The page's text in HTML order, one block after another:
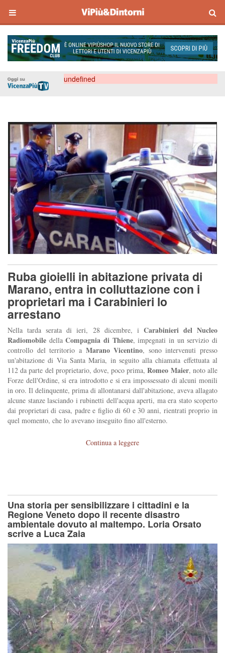
undefined
Ruba gioielli in abitazione privata di
Marano, entra in colluttazione con i
proprietari ma i Carabinieri lo
arrestano
Nella tarda serata di ieri, 28 dicembre, i Carabinieri del Nucleo
Radiomobile dellaCompagnia di Thiene, impegnati in un servizio di
controllo del territorio a Marano Vicentino, sono intervenuti presso
un'abitazione di Via Santa Maria, in seguito alla chiamata effettuata al
112 da parte del proprietario, dove, poco prima,Romeo Maier, noto alle
Forze dell'Ordine, si era introdotto e si era impossessato di alcuni monili
in oro. Il delinquente, prima di allontanarsi dall'abitazione, aveva allagato
alcune stanze lasciando i rubinetti dell'acqua aperti, ma era stato scoperto
dai proprietari di casa, padre e figlio di 60 e 30 anni, rientrati proprio in
quel momento, che lo avevano inseguito fino all'esterno.
Continua a leggere
Una storia per sensibilizzare i cittadini e la
Regione Veneto dopo il recente disastro
ambientale dovuto al maltempo. Loria Orsato
scrive a Luca Zaia